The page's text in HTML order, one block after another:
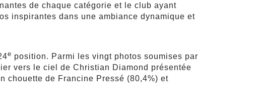
de chaque catégorie et le club ayant
inspirantes dans une ambiance dynamique et
e position. Parmi les vingt photos soumises par
vers le ciel de Christian Diamond présentée
chouette de Francine Pressé (80,4%) et